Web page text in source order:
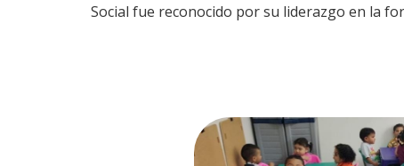
Social fue reconocido por su liderazgo en la